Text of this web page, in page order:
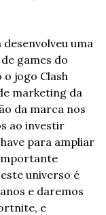
uma
games do
o jogo Clash
da marca nos
ao investir
para ampliar
universo é
e daremos
e